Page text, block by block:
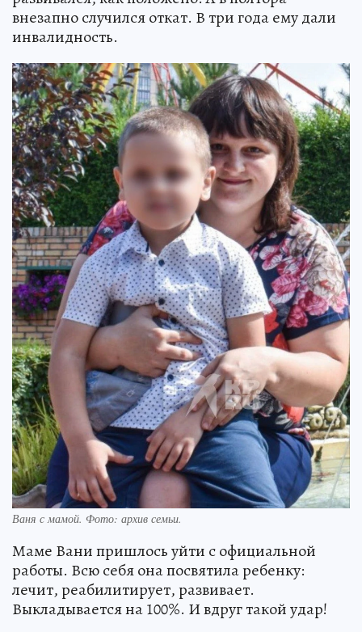
внезапно случился откат. В три года ему дали
инвалидность.
Ваня с мамой. Фото: архив семьи.
Маме Вани пришлось уйти с официальной
работы. Всю себя она посвятила ребенку:
лечит, реабилитирует, развивает.
Выкладывается на 100%. И вдруг такой удар!